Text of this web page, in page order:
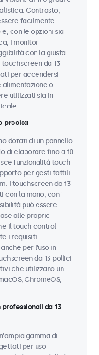
Contrasto,
facilmente
con le opzioni sia
i monitor
con la giusta
touchscreen da 13
per accendersi
o
utilizzati sia in
precisa
dotati di un pannello
di elaborare fino a 10
funzionalità touch
per gesti tattili
I touchscreen da 13
con la mano, con i
può essere
alle proprie
il touch control
i requisiti
per l'uso in
da 13 pollici
che utilizzano un
ChromeOS,
da 13
gamma di
per uso